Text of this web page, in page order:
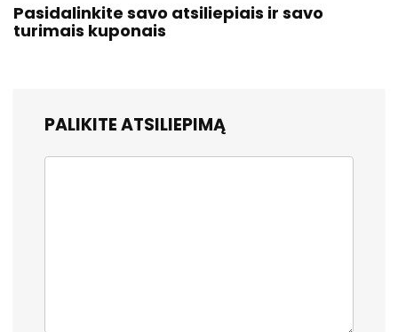
Pasidalinkite savo atsiliepiais ir savo
turimais kuponais
PALIKITE ATSILIEPIMĄ